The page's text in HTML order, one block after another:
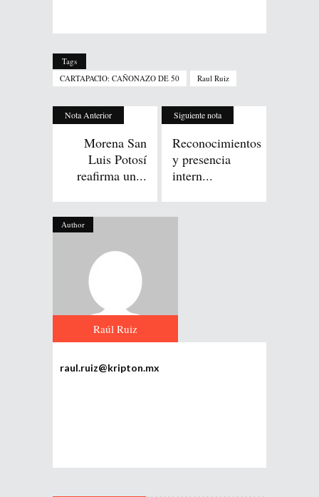
Tags
CARTAPACIO: CAÑONAZO DE 50
Raul Ruiz
Nota Anterior
Morena San
Luis Potosí
reafirma un...
Siguiente nota
Reconocimientos
y presencia
intern...
Author
Raúl Ruiz
raul.ruiz@kripton.mx